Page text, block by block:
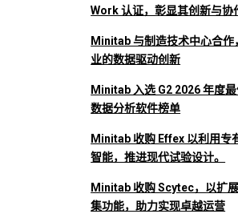
Work 认证，彰显其创新与协
Minitab 与制造技术中心合作
业的数据驱动创新
Minitab 入选 G2 2026 年度
数据分析软件榜单
Minitab 收购 Effex 以利用专
智能，推进现代试验设计。
Minitab 收购 Scytec，以扩
集功能，助力实现卓越运营